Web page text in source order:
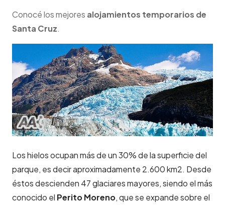
Conocé los mejores alojamientos temporarios de
Santa Cruz.
Los hielos ocupan más de un 30% de la superficie del
parque, es decir aproximadamente 2.600 km2. Desde
éstos descienden 47 glaciares mayores, siendo el más
conocido el Perito Moreno, que se expande sobre el